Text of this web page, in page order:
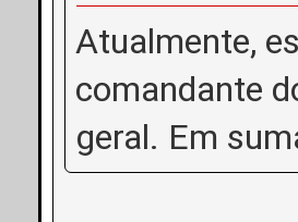
Atualmente,
comandante
geral. Em